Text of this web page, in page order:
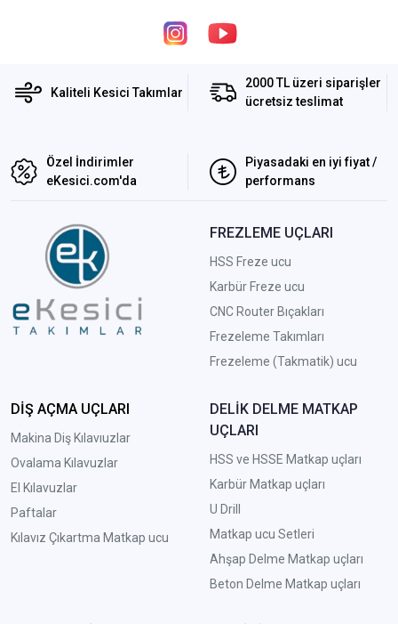
Kaliteli Kesici Takımlar
2000 TL üzeri siparişler
ücretsiz teslimat
Özel İndirimler
eKesici.com'da
Piyasadaki en iyi fiyat /
performans
FREZLEME UÇLARI
HSS Freze ucu
Karbür Freze ucu
CNC Router Bıçakları
Frezeleme Takımları
Frezeleme (Takmatik) ucu
DİŞ AÇMA UÇLARI
Makina Diş Kılavıuzlar
Ovalama Kılavuzlar
El Kılavuzlar
Paftalar
Kılavız Çıkartma Matkap ucu
DELİK DELME MATKAP
UÇLARI
HSS ve HSSE Matkap uçları
Karbür Matkap uçları
U Drill
Matkap ucu Setleri
Ahşap Delme Matkap uçları
Beton Delme Matkap uçları